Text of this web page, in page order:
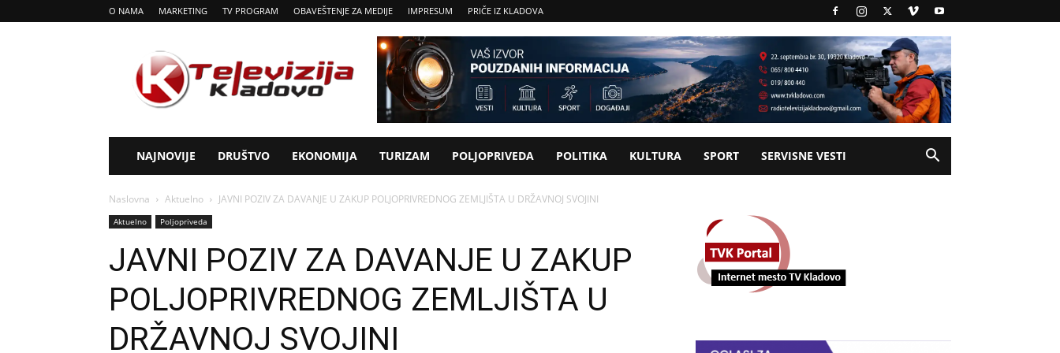
O NAMA MARKETING TV PROGRAM OBAVEŠTENJE ZA MEDIJE IMPRESUM PRIČE IZ KLADOVA
Tv
Kladovo
NAJNOVIJE DRUŠTVO EKONOMIJA TURIZAM POLJOPRIVEDA POLITIKA KULTURA SPORT SERVISNE VESTI
Naslovna Aktuelno JAVNI POZIV ZA DAVANJE U ZAKUP POLJOPRIVREDNOG ZEMLJIŠTA U DRŽAVNOJ SVOJINI
Aktuelno Poljopriveda
JAVNI POZIV ZA DAVANJE U ZAKUP
POLJOPRIVREDNOG ZEMLJIŠTA U
DRŽAVNOJ SVOJINI